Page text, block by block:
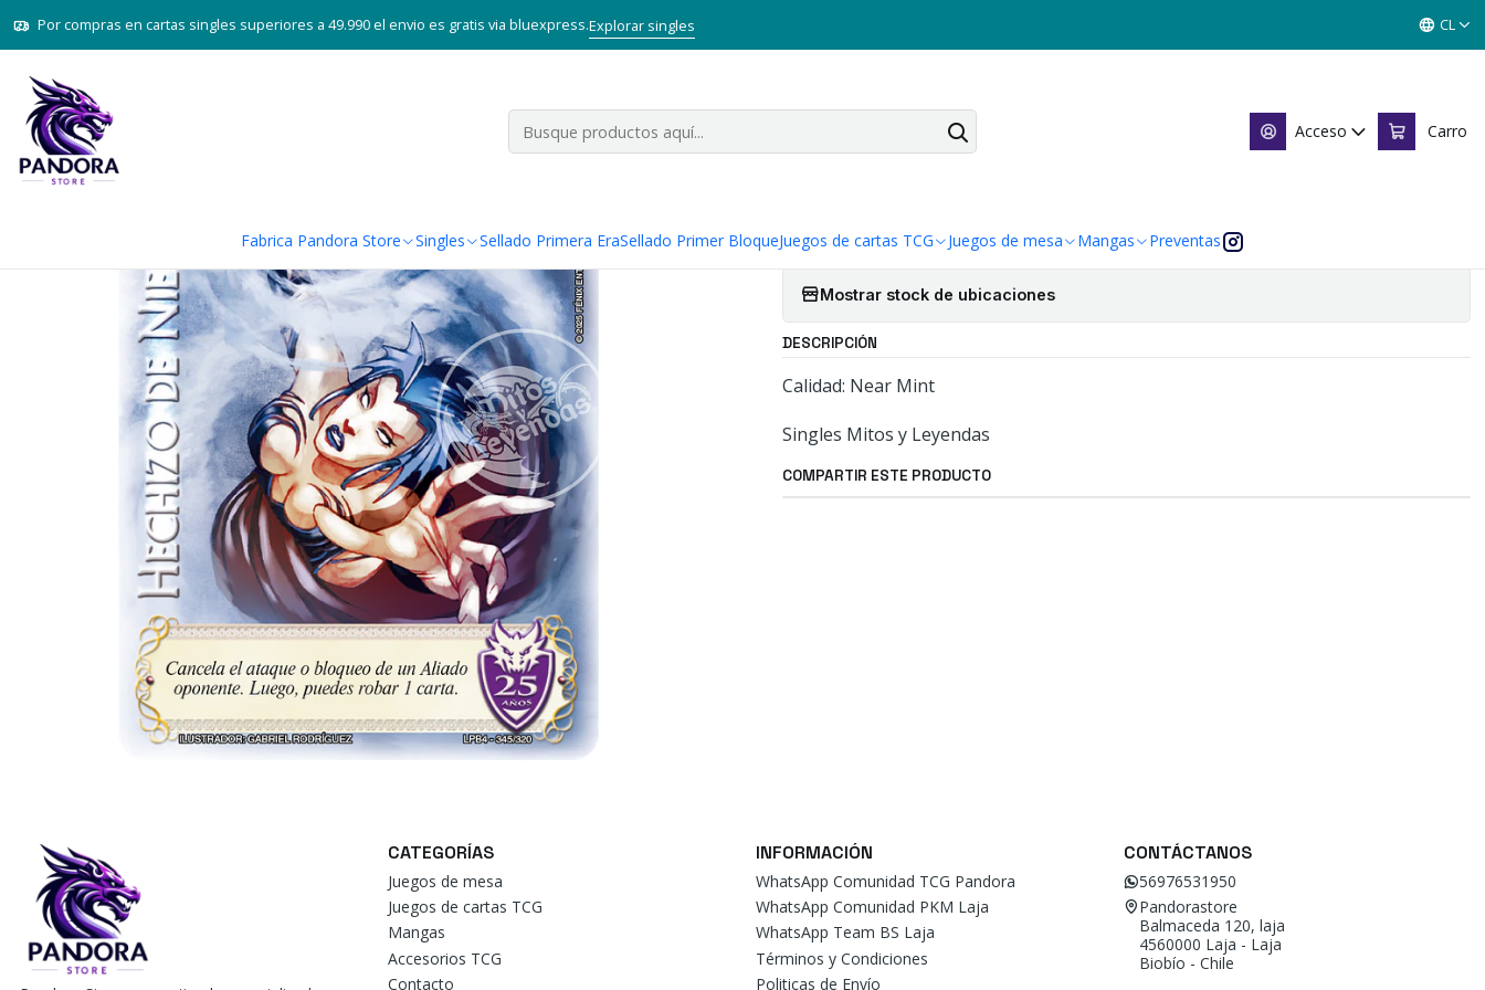
Acceso Carro
Fabrica Pandora Store Singles Sellado Primera EraSellado Primer BloqueJuegos de cartas TCG Juegos de mesa Mangas Preventas
Por compras en cartas singles superiores a 49.990 el envio es gratis via bluexpress.Explorar singles CL
Inicio Juegos de cartas TCG Mitos y Leyendas TCG
HECHIZO DE NIEBLA - LPB4
Agregar a la lista de favoritos
Mostrar stock de ubicaciones
DESCRIPCIÓN
Calidad: Near Mint
Singles Mitos y Leyendas
COMPARTIR ESTE PRODUCTO
CATEGORÍAS
Juegos de mesa
Juegos de cartas TCG
Mangas
Accesorios TCG
Contacto
INFORMACIÓN
WhatsApp Comunidad TCG Pandora
WhatsApp Comunidad PKM Laja
WhatsApp Team BS Laja
Términos y Condiciones
Politicas de Envío
CONTÁCTANOS
56976531950
Pandorastore
Balmaceda 120, laja
4560000 Laja - Laja
Biobío - Chile